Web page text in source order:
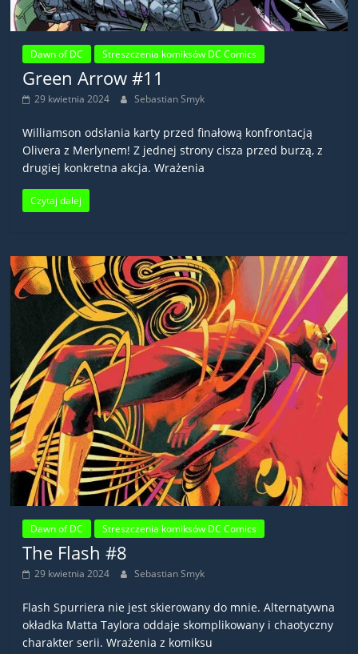
Dawn of DC Streszczenia komiksów DC Comics
Green Arrow #11
29 kwietnia 2024 Sebastian Smyk
Williamson odsłania karty przed finałową konfrontacją
Olivera z Merlynem! Z jednej strony cisza przed burzą, z
drugiej konkretna akcja. Wrażenia
Czytaj dalej
Dawn of DC Streszczenia komiksów DC Comics
The Flash #8
29 kwietnia 2024 Sebastian Smyk
Flash Spurriera nie jest skierowany do mnie. Alternatywna
okładka Matta Taylora oddaje skomplikowany i chaotyczny
charakter serii. Wrażenia z komiksu